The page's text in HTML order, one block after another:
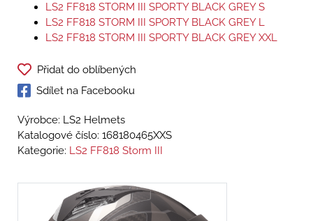
LS2 FF818 STORM III SPORTY BLACK GREY S
LS2 FF818 STORM III SPORTY BLACK GREY L
LS2 FF818 STORM III SPORTY BLACK GREY XXL
Přidat do oblíbených
Sdílet na Facebooku
Výrobce: LS2 Helmets
Katalogové číslo: 168180465XXS
Kategorie: LS2 FF818 Storm III